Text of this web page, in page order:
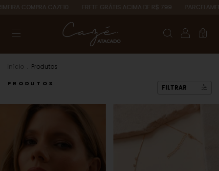
CAZE10 FRETE GRÁTIS ACIMA DE R$ 799 PARCELAMENTO EM
0
Início Produtos
PRODUTOS FILTRAR